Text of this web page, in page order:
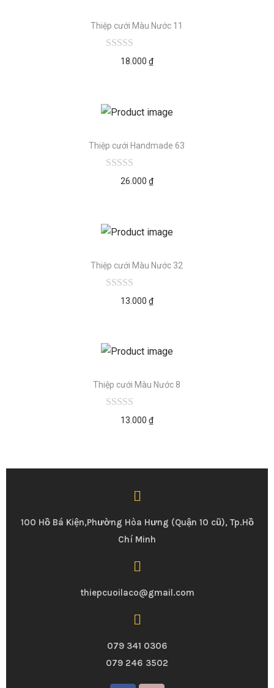
Thiệp cưới Màu Nước 11
18.000 ₫
Thiệp cưới Handmade 63
26.000 ₫
Thiệp cưới Màu Nước 32
13.000 ₫
Thiệp cưới Màu Nước 8
13.000 ₫
100 Hồ Bá Kiện,Phường Hòa Hưng (Quận 10 cũ), Tp.Hồ
Chí Minh
thiepcuoilaco@gmail.com
079 341 0306
079 246 3502